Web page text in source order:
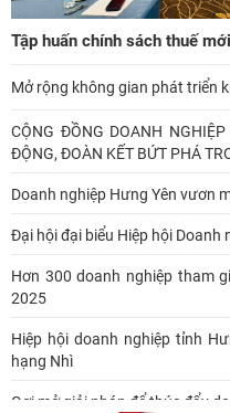
Tập huấn chính sách thuế
Mở rộng không gian phát triển
CỘNG ĐỒNG DOANH
ĐỘNG, ĐOÀN KẾT BỨT PHÁ
Doanh nghiệp Hưng Yên vươn
Đại hội đại biểu Hiệp hội Doanh
Hơn 300 doanh nghiệp tham
2025
Hiệp hội doanh nghiệp tỉnh
hạng Nhì
Gợi mở giải pháp để thúc đẩy